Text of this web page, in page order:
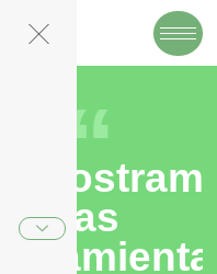
“
las